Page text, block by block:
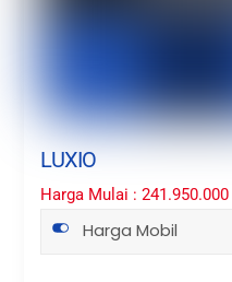
LUXIO
Harga Mulai : 241.950.000
Harga Mobil